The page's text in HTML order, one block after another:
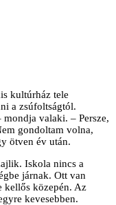
kultúrház tele
a zsúfoltságtól.
valaki. – Persze,
gondoltam volna,
ötven év után.
Iskola nincs a
járnak. Ott van
kellős közepén. Az
kevesebben.